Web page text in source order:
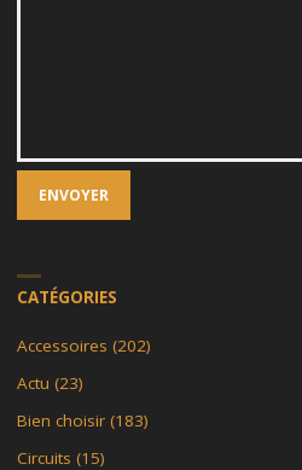
CATÉGORIES
Accessoires (202)
Actu (23)
Bien choisir(183)
Circuits (15)